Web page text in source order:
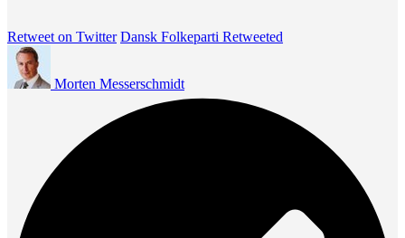
Retweet on Twitter Dansk Folkeparti Retweeted
Morten Messerschmidt